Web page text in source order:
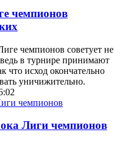
чемпионов
чемпионов советует не
в турнире принимают
что исход окончательно
уничижительно.
Лиги чемпионов